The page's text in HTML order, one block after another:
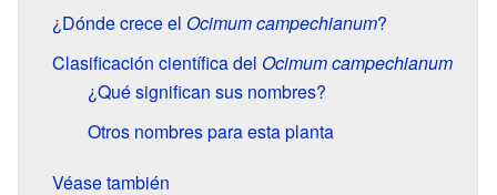
¿Dónde crece el Ocimum campechianum?
Clasificación científica del Ocimum campechianum
¿Qué significan sus nombres?
Otros nombres para esta planta
Véase también